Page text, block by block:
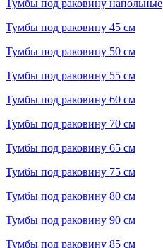
Тумбы под раковину напольные
Тумбы под раковину 45 см
Тумбы под раковину 50 см
Тумбы под раковину 55 см
Тумбы под раковину 60 см
Тумбы под раковину 70 см
Тумбы под раковину 65 см
Тумбы под раковину 75 см
Тумбы под раковину 80 см
Тумбы под раковину 90 см
Тумбы под раковину 85 см